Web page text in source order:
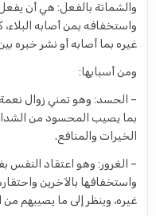
والشماتة بالفعل: هي أن
واستخفافه بمن أصابه
غيره بما أصابه أو نشر خبره
ومن أسبابها:
– الحسد: وهو تمني زوال نعمة
بما يصيب المحسود من
الخيرات والمنافع.
– الغرور: وهو اعتقاد النفس
واستخفافها بالآخرين
غيره، وينظر إلى ما يصيبهم من